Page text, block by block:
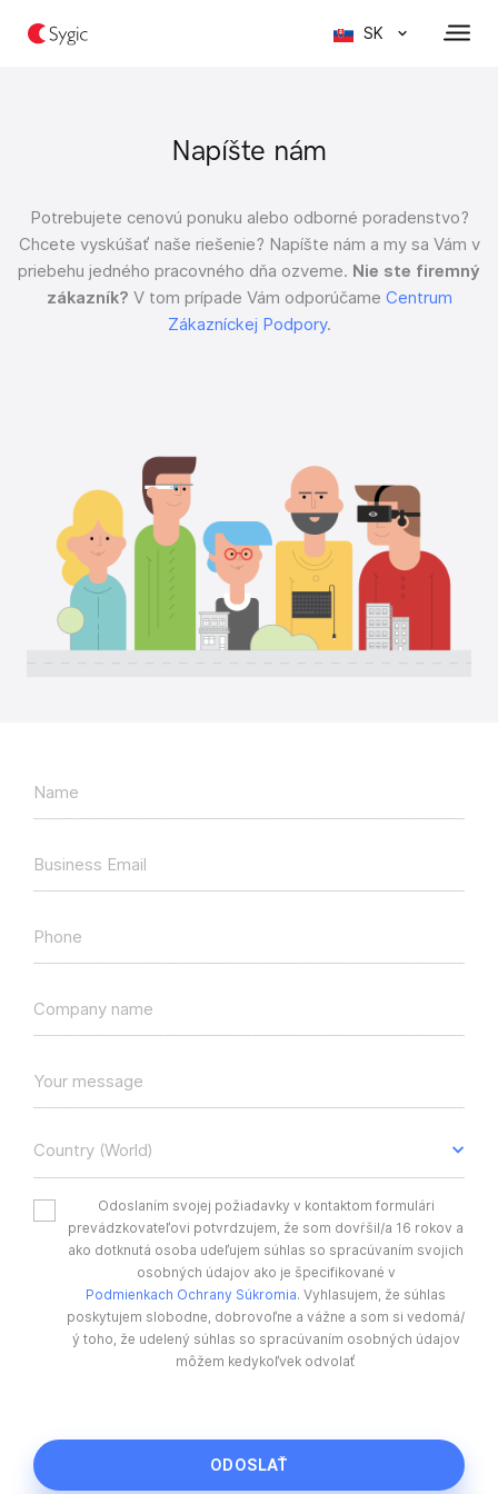
SK
Napíšte nám
Potrebujete cenovú ponuku alebo odborné poradenstvo?
Chcete vyskúšať naše riešenie? Napíšte nám a my sa Vám v
priebehu jedného pracovného dňa ozveme. Nie ste firemný
zákazník? V tom prípade Vám odporúčame Centrum
Zákazníckej Podpory.
Name
Business Email
Phone
Company name
Your message
Country (World)
Odoslaním svojej požiadavky v kontaktom formulári
prevádzkovateľovi potvrdzujem, že som dovŕšil/a 16 rokov a
ako dotknutá osoba udeľujem súhlas so spracúvaním svojich
osobných údajov ako je špecifikované v
Podmienkach Ochrany Súkromia. Vyhlasujem, že súhlas
poskytujem slobodne, dobrovoľne a vážne a som si vedomá/
ý toho, že udelený súhlas so spracúvaním osobných údajov
môžem kedykoľvek odvolať